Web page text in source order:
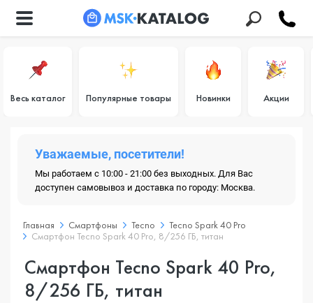
Весь каталог Популярные товары Новинки Акции
Уважаемые, посетители!
Мы работаем с 10:00 - 21:00 без выходных. Для Вас
доступен самовывоз и доставка по городу: Москва.
Главная Смартфоны Tecno
Tecno Spark 40 Pro
Смартфон Tecno Spark 40 Pro, 8/256 ГБ, титан
Смартфон Tecno Spark 40 Pro,
8/256 ГБ, титан